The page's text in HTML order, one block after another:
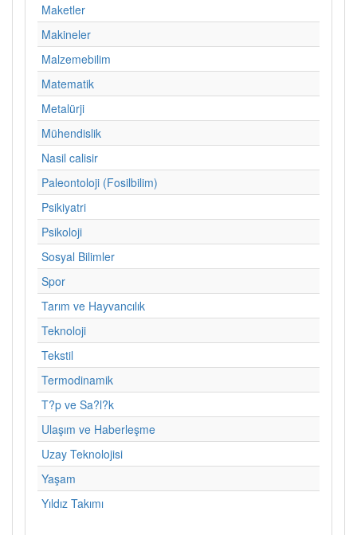
Maketler
Makineler
Malzemebilim
Matematik
Metalürji
Mühendislik
Nasil calisir
Paleontoloji (Fosilbilim)
Psikiyatri
Psikoloji
Sosyal Bilimler
Spor
Tarım ve Hayvancılık
Teknoloji
Tekstil
Termodinamik
T?p ve Sa?l?k
Ulaşım ve Haberleşme
Uzay Teknolojisi
Yaşam
Yıldız Takımı